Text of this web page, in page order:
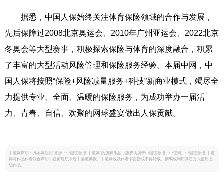
据悉，中国人保始终关注体育保险领域的合作与发展，
先后保障过2008北京奥运会、2010年广州亚运会、2022北京
冬奥会等大型赛事，积极探索保险与体育的深度融合，积累
了丰富的大型活动风险管理和保险服务经验。本届中网，中
国人保将按照“保险+风险减量服务+科技”新商业模式，竭尽全
力提供专业、全面、温暖的保险服务，为成功举办一届活
力、青春、自信、欢聚的网球盛宴做出人保贡献。
中证网声明：凡本网注明“来源：中国证券报·中证网”的所有作品，版权均属于中国证券报、中证网。中国证券报·中证
网与作品作者联合声明，任何组织未经中国证券报、中证网以及作者书面授权不得转载、摘编或利用其它方式使用上
述作品。